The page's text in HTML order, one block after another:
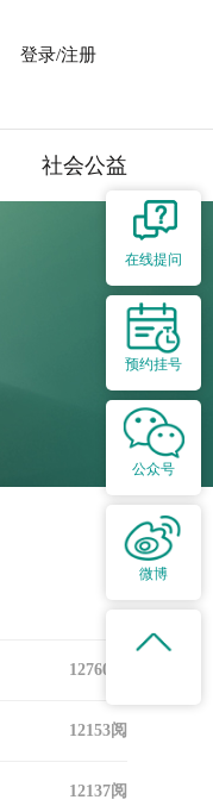
登录/注册
社会公益
12760阅
12153阅
12137阅
在线提问
预约挂号
公众号
微博